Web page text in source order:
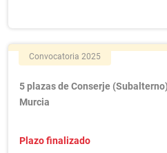
Convocatoria 2025
5 plazas de Conserje
Murcia
Plazo finalizado